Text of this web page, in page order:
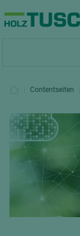
Contentseiten